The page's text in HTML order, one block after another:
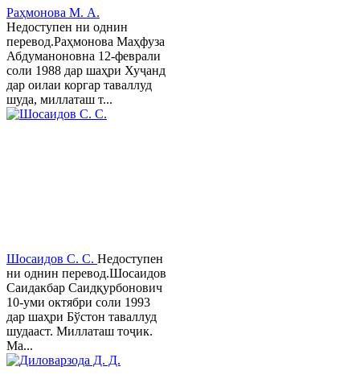
Раҳмонова М. А.
Недоступен ни однин
перевод.Раҳмонова Маҳфуза
Абдуманоновна 12-феврали
соли 1988 дар шаҳри Хуҷанд
дар оилаи коргар таваллуд
шуда, миллаташ т...
Шосаидов С. С. Недоступен
ни однин перевод.Шосаидов
Саидакбар Саидқурбонович
10-уми октябри соли 1993
дар шаҳри Бўстон таваллуд
шудааст. Миллаташ тоҷик.
Ма...